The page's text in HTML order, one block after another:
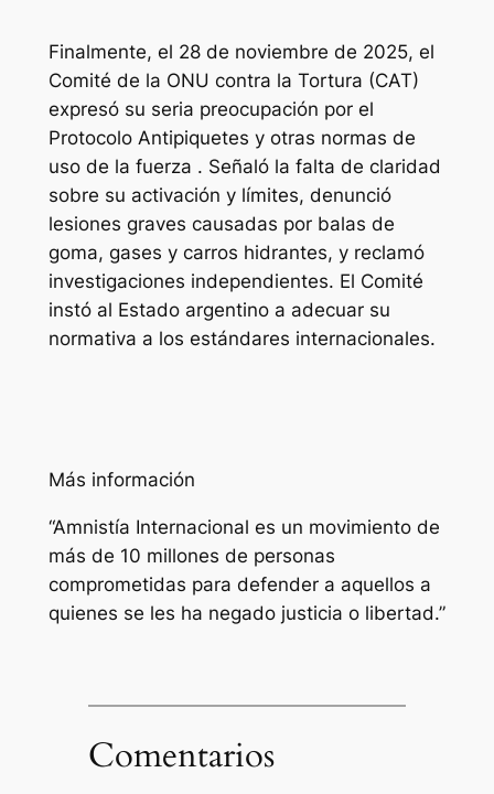
Finalmente, el 28 de noviembre de 2025, el
Comité de la ONU contra la Tortura (CAT)
expresó su seria preocupación por el
Protocolo Antipiquetes y otras normas de
uso de la fuerza . Señaló la falta de claridad
sobre su activación y límites, denunció
lesiones graves causadas por balas de
goma, gases y carros hidrantes, y reclamó
investigaciones independientes. El Comité
instó al Estado argentino a adecuar su
normativa a los estándares internacionales.
Más información
“Amnistía Internacional es un movimiento de
más de 10 millones de personas
comprometidas para defender a aquellos a
quienes se les ha negado justicia o libertad.”
Comentarios